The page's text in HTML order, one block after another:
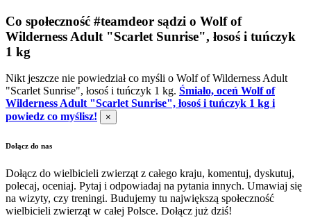
Co społeczność #teamdeor sądzi o Wolf of
Wilderness Adult "Scarlet Sunrise", łosoś i tuńczyk
1 kg
Nikt jeszcze nie powiedział co myśli o Wolf of Wilderness Adult
"Scarlet Sunrise", łosoś i tuńczyk 1 kg. Śmiało, oceń Wolf of
Wilderness Adult "Scarlet Sunrise", łosoś i tuńczyk 1 kg i
powiedz co myślisz!
×
Dołącz do nas
Dołącz do wielbicieli zwierząt z całego kraju, komentuj, dyskutuj,
polecaj, oceniaj. Pytaj i odpowiadaj na pytania innych. Umawiaj się
na wizyty, czy treningi. Budujemy tu największą społeczność
wielbicieli zwierząt w całej Polsce. Dołącz już dziś!